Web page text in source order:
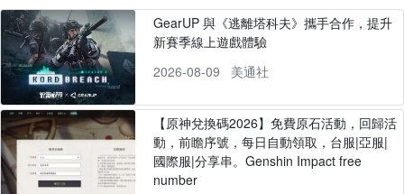
GearUP 與《逃離塔科夫》攜手合作，提升
新賽季線上遊戲體驗
2026-08-09
美通社
【原神兌換碼2026】免費原石活動，回歸活
動，前瞻序號，每日自動領取，台服|亞服|
國際服|分享串。Genshin Impact free
number